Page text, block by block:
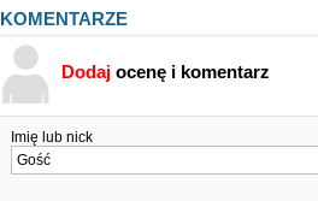
KOMENTARZE
Dodajocenę i komentarz
Imię lub nick